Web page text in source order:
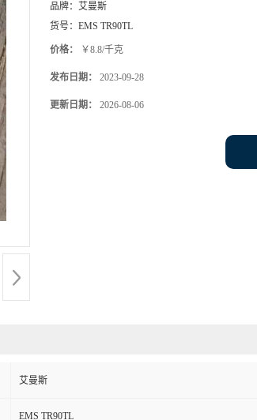
品牌： 艾曼斯
货号： EMS TR90TL
价格： ￥8.8/千克
发布日期： 2023-09-28
更新日期： 2026-08-06
艾曼斯
EMS TR90TL